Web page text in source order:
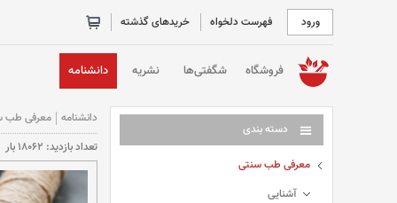
ورود فهرست دلخواه خریدهای گذشته
خانه فروشگاه شگفتی‌ها نشریه دانشنامه
دسته بندی
معرفی طب سنتی
آشنایی
دانشنامه
معرفی طب
تعداد بازديد: 18062 بار